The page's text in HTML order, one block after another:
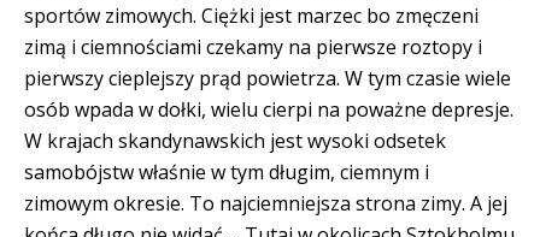
sportów zimowych. Ciężki jest marzec bo zmęczeni
zimą i ciemnościami czekamy na pierwsze roztopy i
pierwszy cieplejszy prąd powietrza. W tym czasie wiele
osób wpada w dołki, wielu cierpi na poważne depresje.
W krajach skandynawskich jest wysoki odsetek
samobójstw właśnie w tym długim, ciemnym i
zimowym okresie. To najciemniejsza strona zimy. A jej